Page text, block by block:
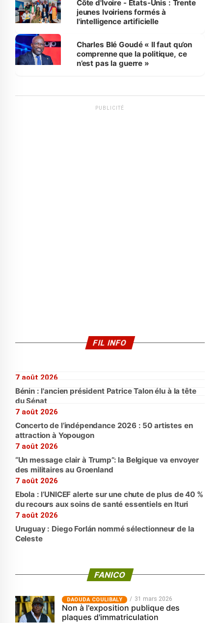
Côte d'Ivoire - Etats-Unis : Trente
jeunes Ivoiriens formés à
l'intelligence artificielle
Charles Blé Goudé « Il faut qu’on
comprenne que la politique, ce
n’est pas la guerre »
PUBLICITÉ
FIL INFO
7 août 2026
Bénin : l'ancien président Patrice Talon élu à la tête
du Sénat
7 août 2026
Concerto de l’indépendance 2026 : 50 artistes en
attraction à Yopougon
7 août 2026
“Un message clair à Trump”: la Belgique va envoyer
des militaires au Groenland
7 août 2026
Ebola : l’UNICEF alerte sur une chute de plus de 40 %
du recours aux soins de santé essentiels en Ituri
7 août 2026
Uruguay : Diego Forlán nommé sélectionneur de la
Celeste
FANICO
‎DAOUDA COULIBALY 31 mars 2026
Non à l'exposition publique des
plaques d'immatriculation